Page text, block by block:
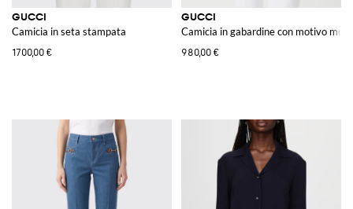
GUCCI
Camicia in seta stampata
1700,00 €
GUCCI
Camicia in gabardine con motivo
980,00 €